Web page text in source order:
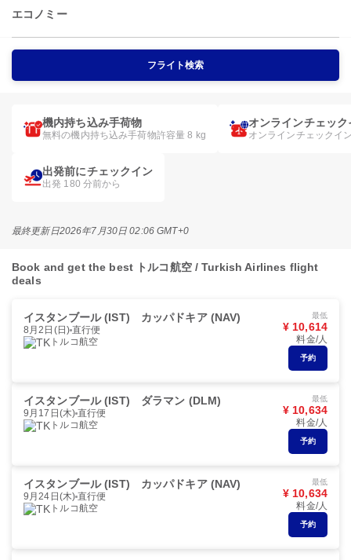
エコノミー
フライト検索
機内持ち込み手荷物
無料の機内持ち込み手荷物許容量 8 kg
オンラインチェック
オンラインチェックイ
出発前にチェックイン
出発 180 分前から
最終更新日2026年7月30日 02:06 GMT+0
Book and get the best トルコ航空 / Turkish Airlines flight
deals
イスタンブール (IST) カッパドキア (NAV)
8月2日(日) 直行便
トルコ航空
最低
¥ 10,614
料金/人
予約
イスタンブール (IST) ダラマン (DLM)
9月17日(木) 直行便
トルコ航空
最低
¥ 10,634
料金/人
予約
イスタンブール (IST) カッパドキア (NAV)
9月24日(木) 直行便
トルコ航空
最低
¥ 10,634
料金/人
予約